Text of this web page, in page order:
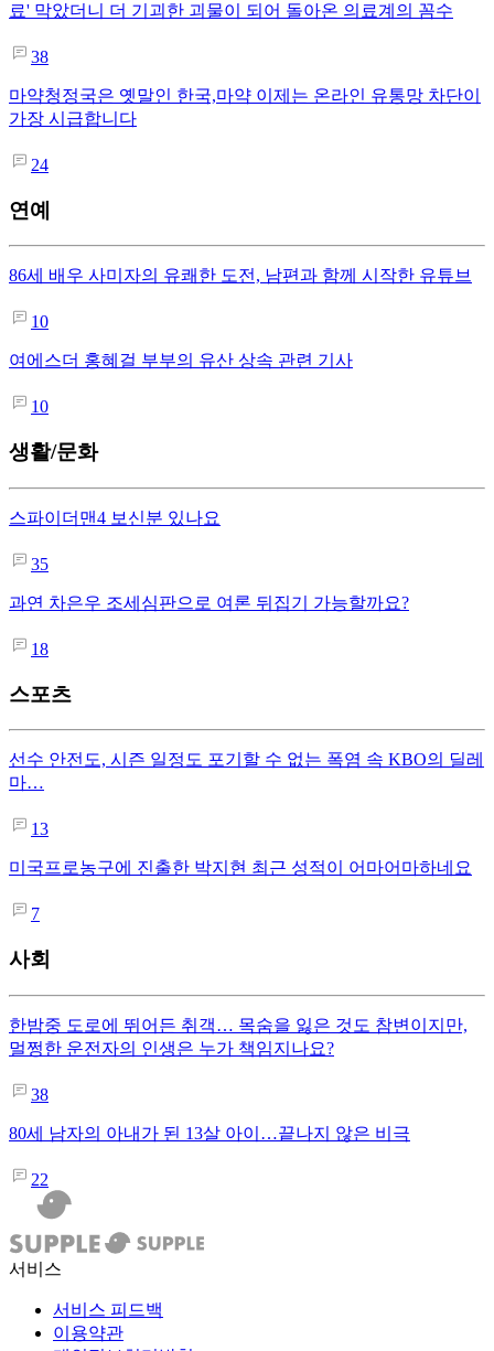
료' 막았더니 더 기괴한 괴물이 되어 돌아온 의료계의 꼼수
38
마약청정국은 옛말인 한국,마약 이제는 온라인 유통망 차단이
가장 시급합니다
24
연예
86세 배우 사미자의 유쾌한 도전, 남편과 함께 시작한 유튜브
10
여에스더 홍혜걸 부부의 유산 상속 관련 기사
10
생활/문화
스파이더맨4 보신분 있나요
35
과연 차은우 조세심판으로 여론 뒤집기 가능할까요?
18
스포츠
선수 안전도, 시즌 일정도 포기할 수 없는 폭염 속 KBO의 딜레
마…
13
미국프로농구에 진출한 박지현 최근 성적이 어마어마하네요
7
사회
한밤중 도로에 뛰어든 취객… 목숨을 잃은 것도 참변이지만,
멀쩡한 운전자의 인생은 누가 책임지나요?
38
80세 남자의 아내가 된 13살 아이…끝나지 않은 비극
22
서비스
서비스 피드백
이용약관